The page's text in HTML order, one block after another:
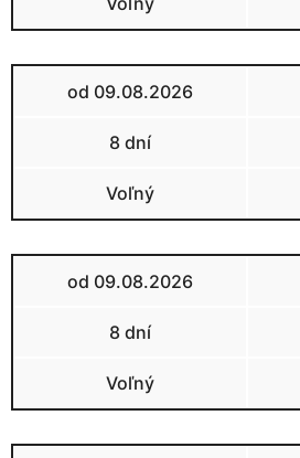
od 09.08.2026
8 dní
Voľný
od 09.08.2026
8 dní
Voľný